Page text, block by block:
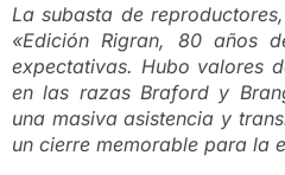
La subasta de
«Edición Rigran, 80 años
expectativas. Hubo valores
en las razas Braford y
una masiva asistencia y
un cierre memorable para la